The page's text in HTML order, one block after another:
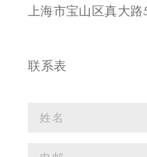
上海市宝山区真大
联系表